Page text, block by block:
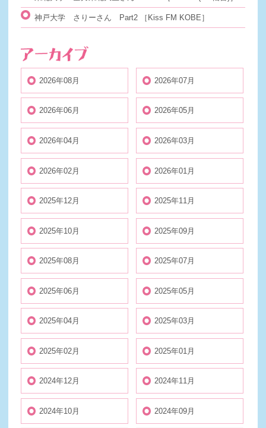
神戸大学 さりーさん Part2 ［Kiss FM KOBE］
2026年08月 2026年07月
2026年06月 2026年05月
2026年04月 2026年03月
2026年02月 2026年01月
2025年12月 2025年11月
2025年10月 2025年09月
2025年08月 2025年07月
2025年06月 2025年05月
2025年04月 2025年03月
2025年02月 2025年01月
2024年12月 2024年11月
2024年10月 2024年09月